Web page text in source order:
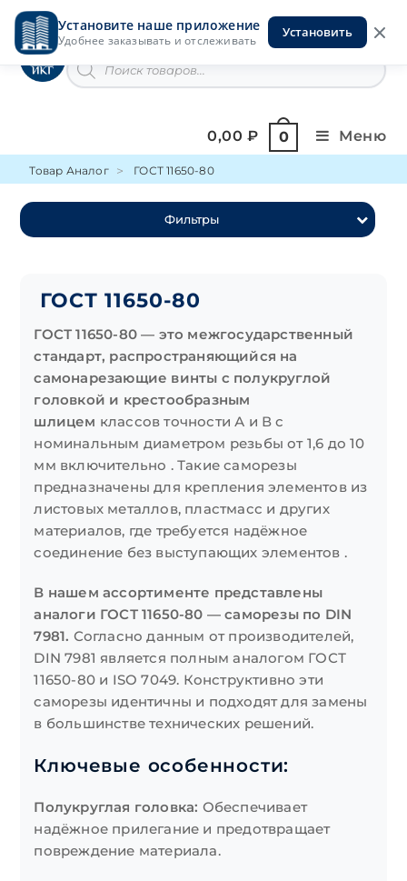
Установите наше приложение
Удобнее заказывать и отслеживать
Установить
Перейти
содержимомуИнструменты на Горской
товаров
0,00₽ 0 Меню
Товар Аналог ГОСТ 11650-80
Фильтры
ГОСТ 11650-80
ГОСТ 11650-80 — это межгосударственный
стандарт, распространяющийся на
самонарезающие винты с полукруглой
головкой и крестообразным
шлицем классов точности А и В с
номинальным диаметром резьбы от 1,6 до 10
мм включительно . Такие саморезы
предназначены для крепления элементов из
листовых металлов, пластмасс и других
материалов, где требуется надёжное
соединение без выступающих элементов .
В нашем ассортименте представлены
аналоги ГОСТ 11650-80 — саморезы по DIN
7981. Согласно данным от производителей,
DIN 7981 является полным аналогом ГОСТ
11650-80 и ISO 7049. Конструктивно эти
саморезы идентичны и подходят для замены
в большинстве технических решений.
Ключевые особенности:
Полукруглая головка: Обеспечивает
надёжное прилегание и предотвращает
повреждение материала.